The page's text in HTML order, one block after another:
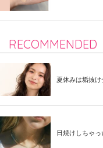
RECOMMENDED
夏休みは垢抜
日焼けしちゃ